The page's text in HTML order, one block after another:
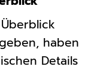
haben
Details